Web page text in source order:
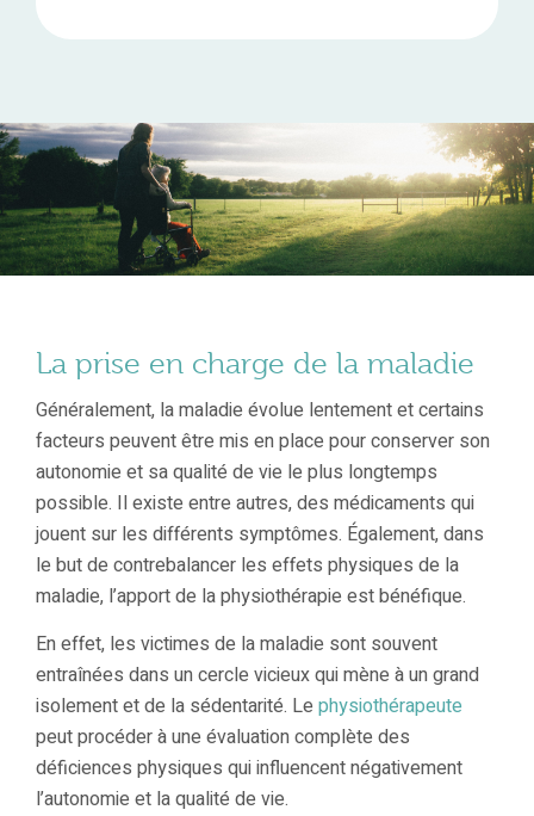
La prise en charge de la maladie
Généralement, la maladie évolue lentement et certains
facteurs peuvent être mis en place pour conserver son
autonomie et sa qualité de vie le plus longtemps
possible. Il existe entre autres, des médicaments qui
jouent sur les différents symptômes. Également, dans
le but de contrebalancer les effets physiques de la
maladie, l’apport de la physiothérapie est bénéfique.
En effet, les victimes de la maladie sont souvent
entraînées dans un cercle vicieux qui mène à un grand
isolement et de la sédentarité. Le physiothérapeute
peut procéder à une évaluation complète des
déficiences physiques qui influencent négativement
l’autonomie et la qualité de vie.